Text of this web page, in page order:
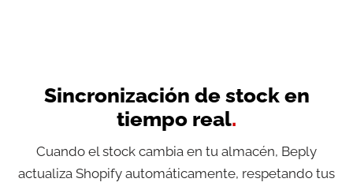
Sincronización de stock en
tiempo real.
Cuando el stock cambia en tu almacén, Beply
actualiza Shopify automáticamente, respetando tus